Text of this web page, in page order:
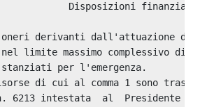
Disposizioni finanziarie
derivanti dall'attuazione della
nel limite massimo complessivo di
per l'emergenza.
di cui al comma 1 sono
6213 intestata  al  Presidente